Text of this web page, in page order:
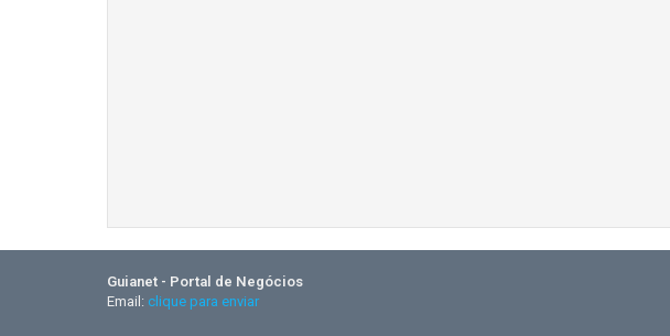
Guianet - Portal de Negócios
Email: clique para enviar